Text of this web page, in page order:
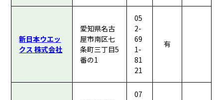
新日本ウエッ
クス 株式会社
愛知県名古
屋市南区七
条町三丁目5
番の1
05
2-
69
1-
81
21
有
07